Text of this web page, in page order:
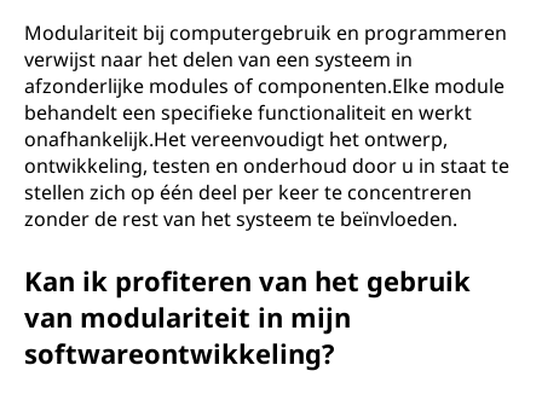
Modulariteit bij computergebruik en programmeren
verwijst naar het delen van een systeem in
afzonderlijke modules of componenten.Elke module
behandelt een specifieke functionaliteit en werkt
onafhankelijk.Het vereenvoudigt het ontwerp,
ontwikkeling, testen en onderhoud door u in staat te
stellen zich op één deel per keer te concentreren
zonder de rest van het systeem te beïnvloeden.
Kan ik profiteren van het gebruik
van modulariteit in mijn
softwareontwikkeling?